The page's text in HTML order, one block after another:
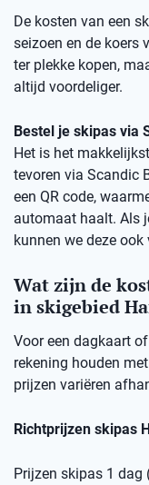
De kosten van een
seizoen en de koers
ter plekke kopen,
altijd voordeliger.
Bestel je skipas via
Het is het
tevoren via Scandic
een QR code,
automaat haalt. Als
kunnen we deze
Wat zijn de
in skigebied
Voor een dagkaart
rekening houden
prijzen variëren
Richtprijzen skipas
Prijzen skipas 1 dag